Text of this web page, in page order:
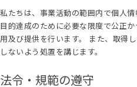
私たちは、事業活動の範囲内で個人
目的達成のために必要な限度で公正
用及び提供を行います。 また、取得
しないよう処置を講じます。
法令・規範の遵守